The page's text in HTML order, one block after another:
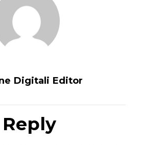
Digitali Editor
Reply